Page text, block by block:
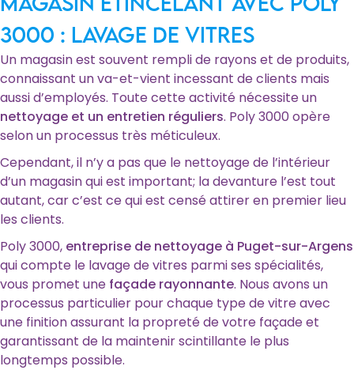
3000 : Lavage de vitres
Un magasin est souvent rempli de rayons et de produits,
connaissant un va-et-vient incessant de clients mais
aussi d’employés. Toute cette activité nécessite un
nettoyage et un entretien réguliers. Poly 3000 opère
selon un processus très méticuleux.
Cependant, il n’y a pas que le nettoyage de l’intérieur
d’un magasin qui est important; la devanture l’est tout
autant, car c’est ce qui est censé attirer en premier lieu
les clients.
Poly 3000, entreprise de nettoyage à Puget-sur-Argens
qui compte le lavage de vitres parmi ses spécialités,
vous promet une façade rayonnante. Nous avons un
processus particulier pour chaque type de vitre avec
une finition assurant la propreté de votre façade et
garantissant de la maintenir scintillante le plus
longtemps possible.